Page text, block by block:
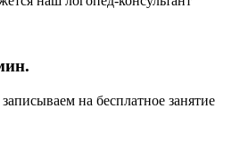
на бесплатное занятие